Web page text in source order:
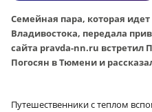
Семейная пара, которая
Владивостока, передала
сайта pravda-nn.ru
Погосян в Тюмени и
Путешественники с теплом